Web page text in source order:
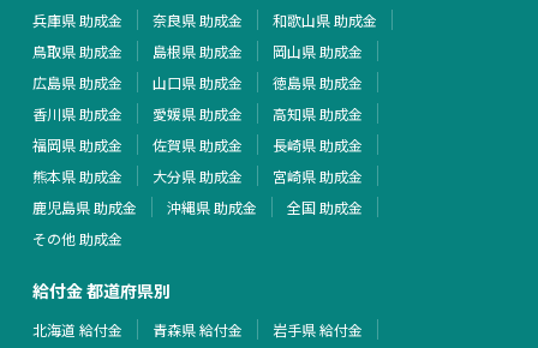
兵庫県 助成金
奈良県 助成金
和歌山県 助成金
鳥取県 助成金
島根県 助成金
岡山県 助成金
広島県 助成金
山口県 助成金
徳島県 助成金
香川県 助成金
愛媛県 助成金
高知県 助成金
福岡県 助成金
佐賀県 助成金
長崎県 助成金
熊本県 助成金
大分県 助成金
宮崎県 助成金
鹿児島県 助成金
沖縄県 助成金
全国 助成金
その他 助成金
給付金 都道府県別
北海道 給付金 青森県 給付金
岩手県 給付金